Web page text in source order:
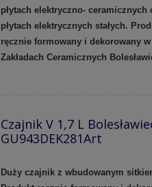
płytach elektryczno- ceramicznych
płytach elektrycznych stałych.
ręcznie formowany i dekorowany w
Zakładach Ceramicznych
Czajnik V 1,7 L
GU943DEK281Art
Duży czajnik z wbudowanym